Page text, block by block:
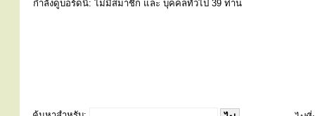
กำลังดูบอร์ดนี้: ไม่มีสมาชิก และ บุคคลทั่วไป 39 ท่าน